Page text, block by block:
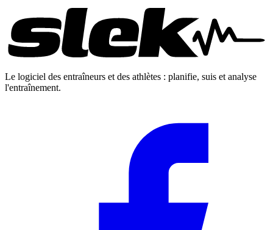
Le logiciel des entraîneurs et des athlètes : planifie, suis et analyse
l'entraînement.